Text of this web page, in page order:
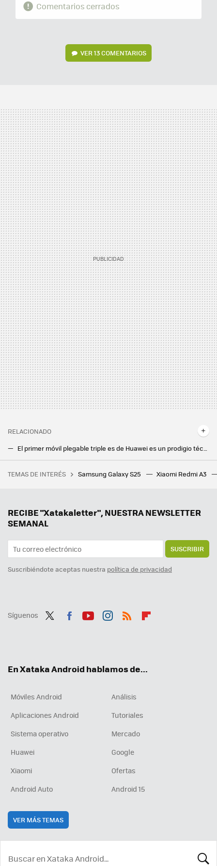
Comentarios cerrados
VER13 COMENTARIOS
RELACIONADO
El primer móvil plegable triple es de Huawei es un prodigio técnico. Cambiar su pantalla cuesta más que un iPhone 16
El Galaxy S25 Ultra se fija en el iPhone y sería el primer móvil Samsung en contar con conectividad por satélite
28 autoras para informarse y reflexionar sobre videojuegos
TEMAS DE INTERÉS Samsung Galaxy S25 Xiaomi Redmi A3
RECIBE "Xatakaletter", NUESTRA NEWSLETTER
SEMANAL
SUSCRIBIR
Suscribiéndote aceptas nuestra política de privacidad
Síguenos
En Xataka Android hablamos de...
Móviles Android
Análisis
Aplicaciones Android
Tutoriales
Sistema operativo
Mercado
Huawei
Google
Xiaomi
Ofertas
Android Auto
Android 15
VER MÁS TEMAS